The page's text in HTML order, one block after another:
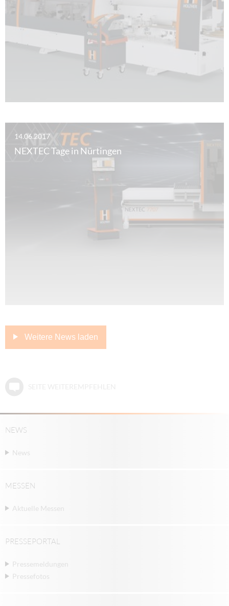
14.06.2017
NEXTEC Tage in Nürtingen
Weitere News laden
NEWS
News
MESSEN
Aktuelle Messen
PRESSEPORTAL
Pressemeldungen
Pressefotos